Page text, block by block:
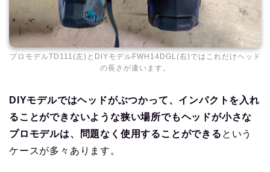
プロモデルTD111(左)とDIYモデルFWH14DGL(右)ではこれだけヘッド
の長さが違います。
DIYモデルではヘッドがぶつかって、インパクトを入れ
ることができないような狭い場所でもヘッドが小さな
プロモデルは、問題なく使用することができる という
ケースが多々あります。